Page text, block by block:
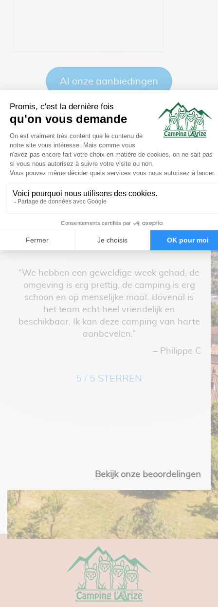
Al onze aanbiedingen
De mening van de klant
“We hebben een geweldige week gehad, de
omgeving is erg prettig, de camping is erg
schoon en op menselijke maat. Bovenal is
het team echt heel vriendelijk en
beschikbaar. Ik kan deze camping van harte
aanbevelen.”
– Philippe C
5 / 5 STERREN
Bekijk onze beoordelingen